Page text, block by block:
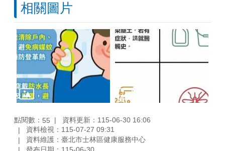
相關圖片
點閱數： 55
資料更新：115-06-30 16:06
資料檢視：115-07-27 09:31
資料維護：臺北市士林區健康服務中心